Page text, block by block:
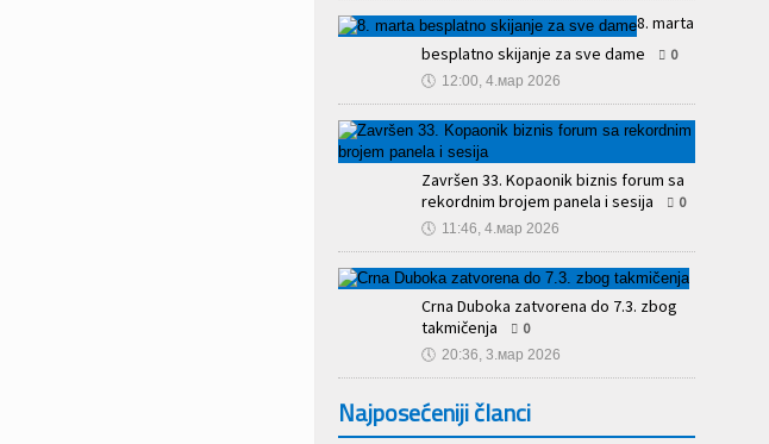
🕔 12:07, 5.мар 2026
besplatno skijanje za sve dame
0
🕔 12:00, 4.мар 2026
Završen 33. Kopaonik biznis forum sa
rekordnim brojem panela i sesija
0
🕔 11:46, 4.мар 2026
Crna Duboka zatvorena do 7.3. zbog
takmičenja
0
🕔 20:36, 3.мар 2026